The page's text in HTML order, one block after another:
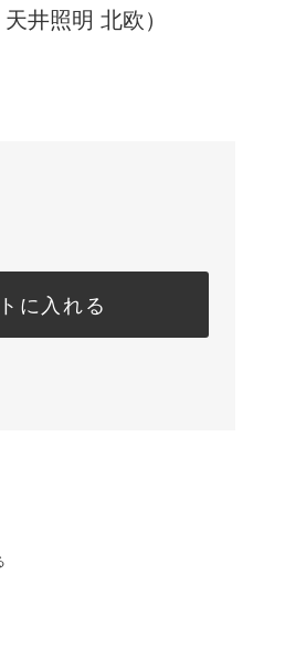
井照明 北欧）
に入れる